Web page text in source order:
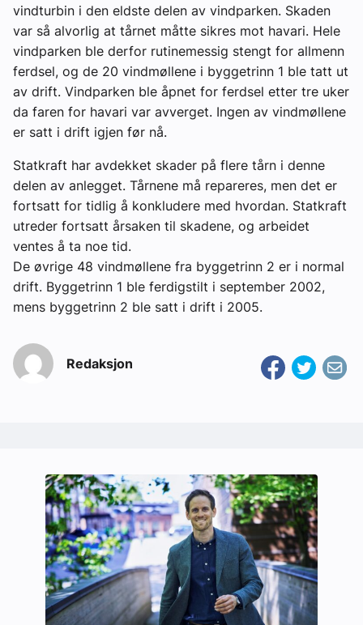
vindturbin i den eldste delen av vindparken. Skaden
var så alvorlig at tårnet måtte sikres mot havari. Hele
vindparken ble derfor rutinemessig stengt for allmenn
ferdsel, og de 20 vindmøllene i byggetrinn 1 ble tatt ut
av drift. Vindparken ble åpnet for ferdsel etter tre uker
da faren for havari var avverget. Ingen av vindmøllene
er satt i drift igjen før nå.
Statkraft har avdekket skader på flere tårn i denne
delen av anlegget. Tårnene må repareres, men det er
fortsatt for tidlig å konkludere med hvordan. Statkraft
utreder fortsatt årsaken til skadene, og arbeidet
ventes å ta noe tid.
De øvrige 48 vindmøllene fra byggetrinn 2 er i normal
drift. Byggetrinn 1 ble ferdigstilt i september 2002,
mens byggetrinn 2 ble satt i drift i 2005.
Redaksjon